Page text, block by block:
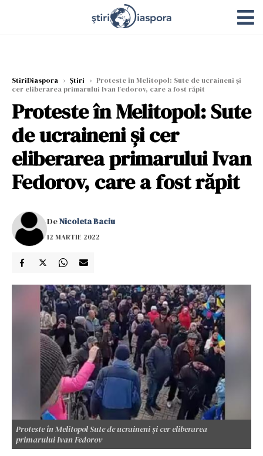
StiriDiaspora › Știri › Proteste în Melitopol: Sute de ucraineni și
cer eliberarea primarului Ivan Fedorov, care a fost răpit
Proteste în Melitopol: Sute
de ucraineni și cer
eliberarea primarului Ivan
Fedorov, care a fost răpit
DeNicoleta Baciu
12 MARTIE 2022
Proteste în Melitopol Sute de ucraineni și cer eliberarea
primarului Ivan Fedorov